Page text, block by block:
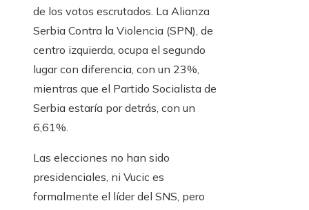
de los votos escrutados. La Alianza
Serbia Contra la Violencia (SPN), de
centro izquierda, ocupa el segundo
lugar con diferencia, con un 23%,
mientras que el Partido Socialista de
Serbia estaría por detrás, con un
6,61%.
Las elecciones no han sido
presidenciales, ni Vucic es
formalmente el líder del SNS, pero